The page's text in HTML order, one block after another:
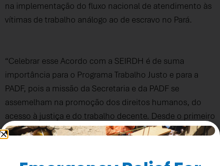
na implementação do fluxo nacional de atendimento às
vítimas de trabalho análogo ao de escravo no Pará.
“Celebrar esse Acordo com a SEIRDH é de suma
importância para o Programa Trabalho Justo e para a
PADF, pois a missão da Secretaria e da PADF se
assemelham na promoção dos direitos humanos, do
acesso à justiça e do trabalho decente. Desde o primeiro
momento, encontramos muita sinergia com a Secretaria